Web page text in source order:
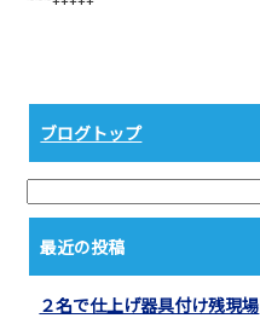
o
k
ブログトップ
最近の投稿
２名で仕上げ器具付け残現場